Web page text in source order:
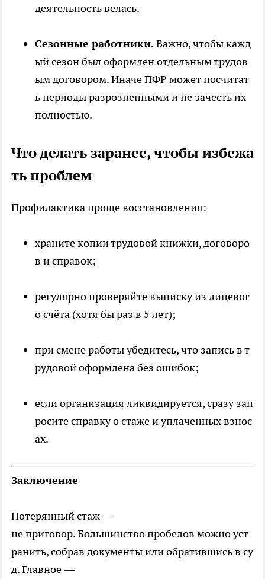
деятельность велась.
Сезонные работники.Важно, чтобы кажд
ый сезон был оформлен отдельным трудов
ым договором. Иначе ПФР может посчитат
ь периоды разрозненными и не зачесть их
полностью.
Что делать заранее, чтобы избежа
ть проблем
Профилактика проще восстановления:
храните копии трудовой книжки, договоро
в и справок;
регулярно проверяйте выписку из лицевог
о счёта (хотя бы раз в 5 лет);
при смене работы убедитесь, что запись в т
рудовой оформлена без ошибок;
если организация ликвидируется, сразу зап
росите справку о стаже и уплаченных взнос
ах.
Заключение
Потерянный стаж —
не приговор. Большинство пробелов можно уст
ранить, собрав документы или обратившись в су
д. Главное —